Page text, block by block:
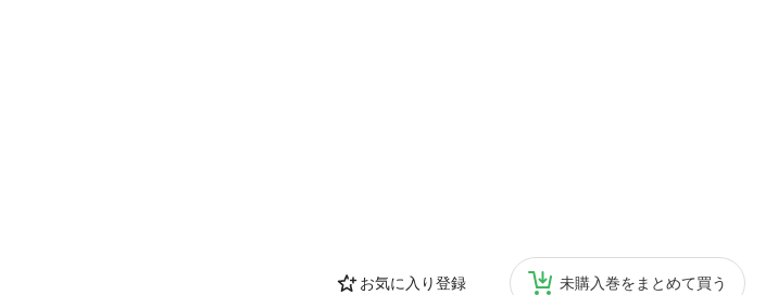
お気に入り登録 未購入巻をまとめて買う